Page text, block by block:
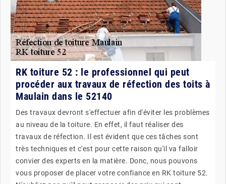
RK toiture 52 : le professionnel qui peut
procéder aux travaux de réfection des toits à
Maulain dans le 52140
Des travaux devront s'effectuer afin d'éviter les problèmes
au niveau de la toiture. En effet, il faut réaliser des
travaux de réfection. Il est évident que ces tâches sont
très techniques et c'est pour cette raison qu'il va falloir
convier des experts en la matière. Donc, nous pouvons
vous proposer de placer votre confiance en RK toiture 52.